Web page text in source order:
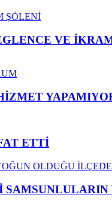
VE
ETTİ